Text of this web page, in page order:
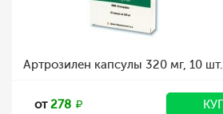
Артрозилен капсулы 320 мг, 10 шт.
от278